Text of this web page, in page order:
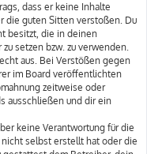
dass er keine Inhalte
die guten Sitten verstoßen. Du
besitzt, die in deinen
setzen bzw. zu verwenden.
aus. Bei Verstößen gegen
im Board veröffentlichten
zeitweise oder
ausschließen und dir ein
keine Verantwortung für die
selbst erstellt hat oder die